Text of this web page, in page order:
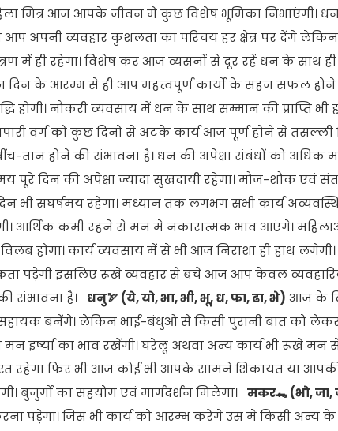
मित्र आज आपके जीवन मे कुछ विशेष भूमिका निभाएंगी।
अपनी व्यवहार कुशलता का परिचय हर क्षेत्र पर देंगे लेकिन
में ही रहेगा। विशेष कर आज व्यसनों से दूर रहें धन के साथ
के आरम्भ से ही आप महत्त्वपूर्ण कार्यो के सहज सफल होने
नौकरी व्यवसाय में धन के साथ सम्मान की प्राप्ति भी
वर्ग को कुछ दिनों से अटके कार्य आज पूर्ण होने से तसल्ली
होने की संभावना है। धन की अपेक्षा संबंधों को अधिक
दिन की अपेक्षा ज्यादा सुखदायी रहेगा। मौज-शौक एवं
भी संघर्षमय रहेगा। मध्यान तक लगभग सभी कार्य
आर्थिक कमी रहने से मन मे नकारात्मक भाव आएंगे।
होगा। कार्य व्यवसाय में से भी आज निराशा ही हाथ लगेगी।
पड़ेगी इसलिए रूखे व्यवहार से बचें आज आप केवल
संभावना है। धनु🏹 (ये, यो, भा, भी, भू, ध, फा, ढा, भे) आज के
सहायक बनेंगे। लेकिन भाई-बंधुओ से किसी पुरानी बात को
इर्ष्या का भाव रखेंगी। घरेलू अथवा अन्य कार्य भी रूखे मन
रहेगा फिर भी आज कोई भी आपके सामने शिकायत या
बुजुर्गो का सहयोग एवं मार्गदर्शन मिलेगा। मकर🐊 (भो, जा,
पड़ेगा। जिस भी कार्य को आरम्भ करेंगे उस मे किसी अन्य